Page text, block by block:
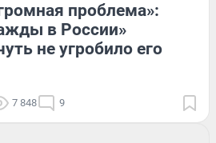
проблема»:
в России»
не угробило его
7 848 9